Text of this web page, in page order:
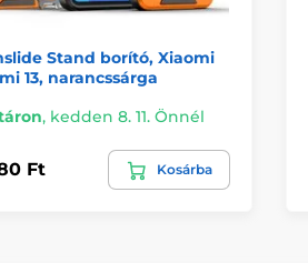
Stand borító, Xiaomi
13, narancssárga
, kedden 8. 11. Önnél
Ft Kosárba